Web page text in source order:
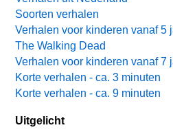
Soorten verhalen
Verhalen voor kinderen vanaf 5
The Walking Dead
Verhalen voor kinderen vanaf 7
Korte verhalen - ca. 3 minuten
Korte verhalen - ca. 9 minuten
Uitgelicht